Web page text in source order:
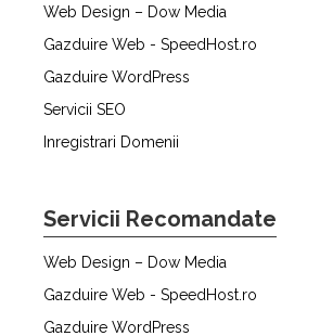
Web Design – Dow Media
Gazduire Web - SpeedHost.ro
Gazduire WordPress
Servicii SEO
Inregistrari Domenii
Servicii Recomandate
Web Design – Dow Media
Gazduire Web - SpeedHost.ro
Gazduire WordPress